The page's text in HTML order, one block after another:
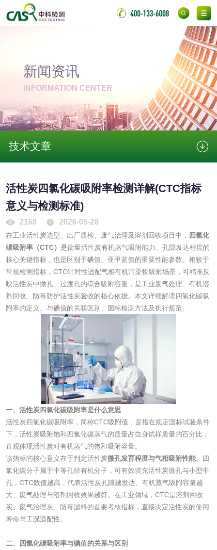
400-133-6008
新闻资讯
INFORMATION CENTER
技术文章
活性炭四氯化碳吸附率检测详解(CTC指标
意义与检测标准)
2168 2026-05-28
在工业活性炭选型、出厂质检、废气治理及溶剂回收项目中， 四氯化
碳吸附率（CTC） 是衡量活性炭有机蒸气吸附能力、孔隙发达程度的
核心关键指标，也是区别于碘值、亚甲蓝值的重要性能参数。相较于
常规检测指标，CTC针对性适配气相有机污染物吸附场景，可精准反
映活性炭中微孔、过渡孔的综合吸附容量，是工业废气处理、有机溶
剂回收、防毒防护活性炭验收的核心依据。本文详细解读四氯化碳吸
附率的定义、与碘值的关联区别、国标检测方法及执行规范。
一、活性炭四氯化碳吸附率是什么意思
活性炭四氯化碳吸附率，简称CTC吸附值，是指在规定国标试验条件
下，活性炭吸附饱和四氯化碳蒸气的质量占自身试样质量的百分比，
直观体现活性炭对有机蒸气的饱和吸附容量。
该指标的核心意义在于判定活性炭微孔发育程度与气相吸附性能。四
氯化碳分子属于中等孔径有机分子，可有效填充活性炭微孔与小型中
孔，CTC数值越高，代表活性炭孔隙越发达、有机蒸气吸附容量越
大、废气处理与溶剂回收效果越好。在工业领域，CTC是溶剂回收
炭、废气治理炭、防毒滤料的首要考核指标，直接决定活性炭的使用
寿命与工况适配性。
二、四氯化碳吸附率与碘值的关系与区别
微生物检测
化妆品毒理试验 化妆品毒理测试
化妆品皮肤刺激试
验
化妆品急性经口毒
化妆品皮肤变态反
日化产品
洗衣液检测
花露水检测 蚊香液检测
清洗剂检测 日化产品毒理检测
洗手液检测
水处理剂
水处理药剂检测
工业乳状氢氧化钙 铝酸钙检测
三氯异氰尿酸检测 磷酸二氢铵检测
碳酸钙检测
活性炭
活性炭检测 煤质颗粒活性炭检